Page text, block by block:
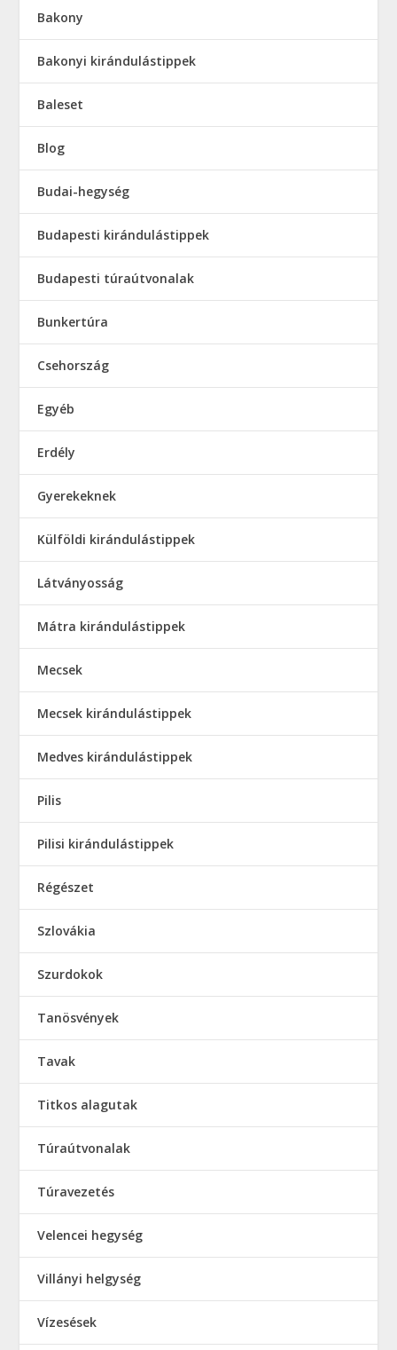
Bakony
Bakonyi kirándulástippek
Baleset
Blog
Budai-hegység
Budapesti kirándulástippek
Budapesti túraútvonalak
Bunkertúra
Csehország
Egyéb
Erdély
Gyerekeknek
Külföldi kirándulástippek
Látványosság
Mátra kirándulástippek
Mecsek
Mecsek kirándulástippek
Medves kirándulástippek
Pilis
Pilisi kirándulástippek
Régészet
Szlovákia
Szurdokok
Tanösvények
Tavak
Titkos alagutak
Túraútvonalak
Túravezetés
Velencei hegység
Villányi helgység
Vízesések